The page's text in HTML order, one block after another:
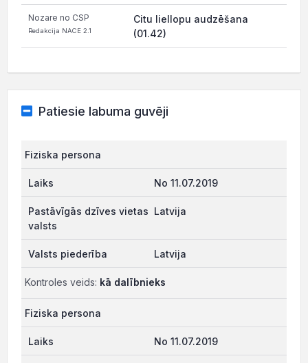
Nozare no CSP
Redakcija NACE 2.1
Citu liellopu audzēšana
(01.42)
Patiesie labuma guvēji
Fiziska persona
No 11.07.2019
Latvija
Latvija
Kontroles veids: kā dalībnieks
Fiziska persona
No 11.07.2019